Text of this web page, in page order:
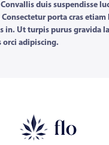
duis suspendisse
porta cras etiam
in. Ut turpis purus gravida
orci adipiscing.